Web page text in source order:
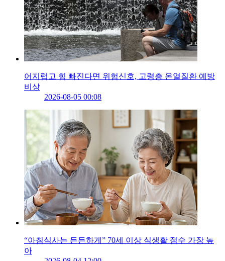
어지럽고 힘 빠진다면 위험신호, 고령층 온열질환 예방
비상
2026-08-05 00:08
“아침식사는 든든하게” 70세 이상 식생활 점수 가장 높
아